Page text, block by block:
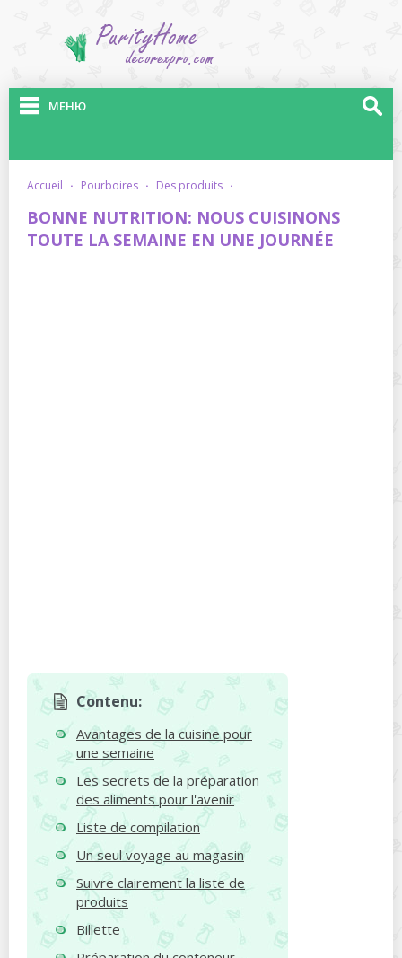
МЕНЮ
accueil · pourboires · des produits ·
BONNE NUTRITION: NOUS CUISINONS
TOUTE LA SEMAINE EN UNE JOURNÉE
Contenu:
Avantages de la cuisine pour
une semaine
Les secrets de la préparation
des aliments pour l'avenir
Liste de compilation
Un seul voyage au magasin
Suivre clairement la liste de
produits
Billette